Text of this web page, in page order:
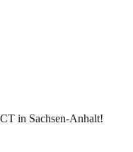
in Sachsen-Anhalt!